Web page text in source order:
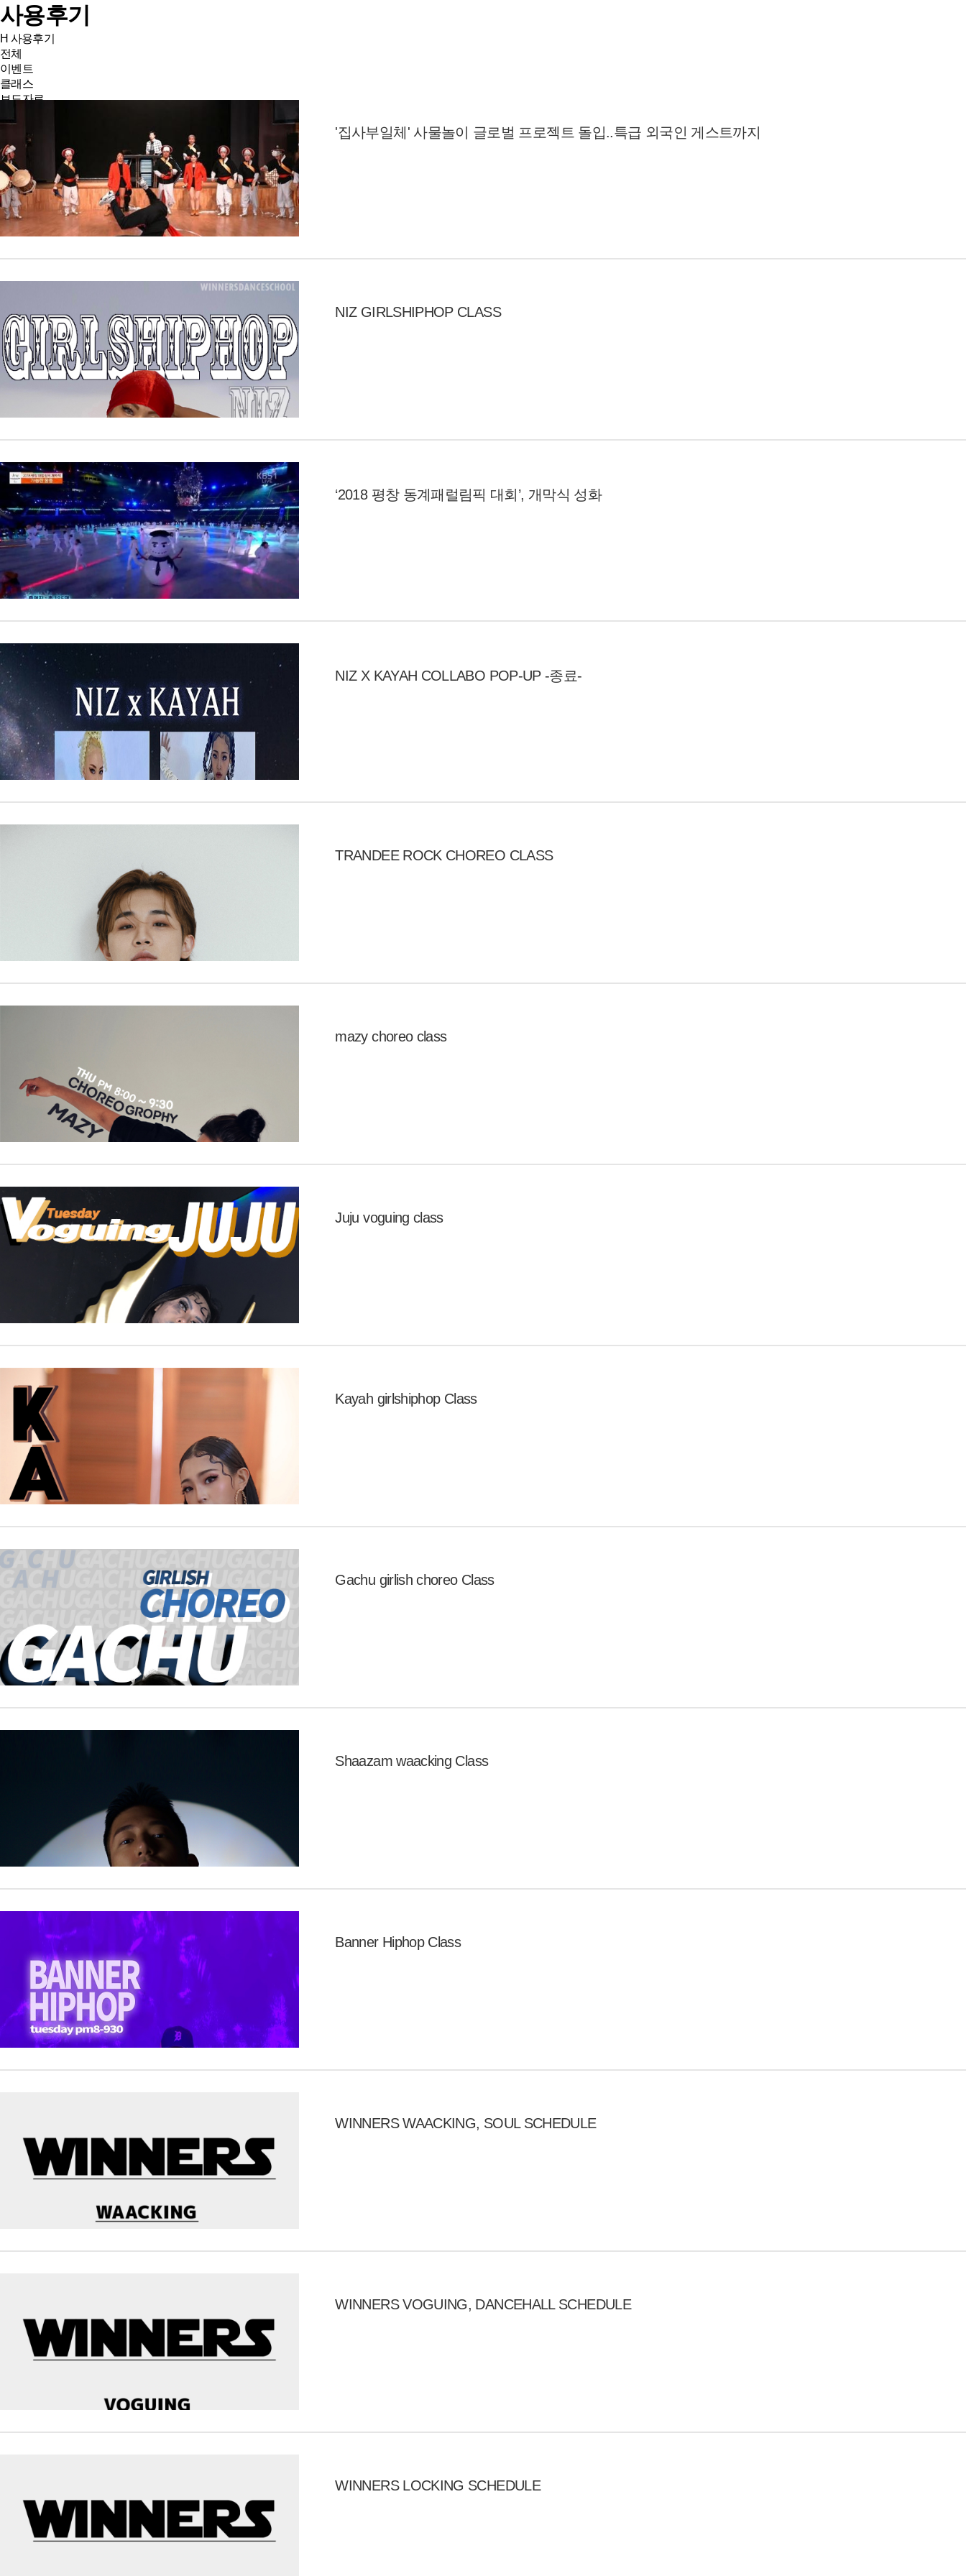
사용후기
H 사용후기
전체
이벤트
클래스
보도자료
'집사부일체' 사물놀이 글로벌 프로젝트 돌입..특급 외국인 게스트까지
NIZ GIRLSHIPHOP CLASS
‘2018 평창 동계패럴림픽 대회’, 개막식 성화
NIZ X KAYAH COLLABO POP-UP -종료-
TRANDEE ROCK CHOREO CLASS
mazy choreo class
Juju voguing class
Kayah girlshiphop Class
Gachu girlish choreo Class
Shaazam waacking Class
Banner Hiphop Class
WINNERS WAACKING, SOUL SCHEDULE
WINNERS VOGUING, DANCEHALL SCHEDULE
WINNERS LOCKING SCHEDULE